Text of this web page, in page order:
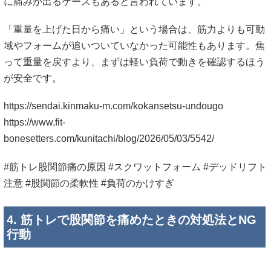
https://www.fit-
bonesetters.com/kunitachi/blog/2026/05/03/5542/
#筋トレ股関節痛の原因 #スクワットフォーム #デッドリフト
注意 #股関節の柔軟性 #負荷のかけすぎ
4. 筋トレで股関節を痛めたときの対処法とNG
行動